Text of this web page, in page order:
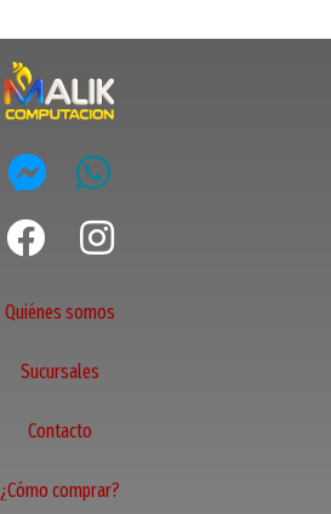
Quiénes somos
Sucursales
Contacto
¿Cómo comprar?